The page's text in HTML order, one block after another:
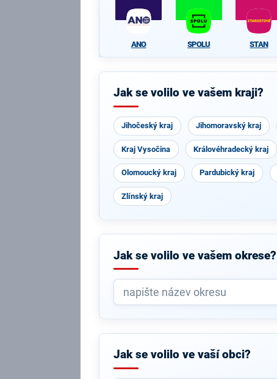
ANO SPOLU STAN
Jak se volilo ve vašem kraji?
Jihočeský kraj Jihomoravský kraj
Kraj Vysočina Královéhradecký kraj
Olomoucký kraj Pardubický kraj
Zlínský kraj
Jak se volilo ve vašem okrese?
Jak se volilo ve vaší obci?